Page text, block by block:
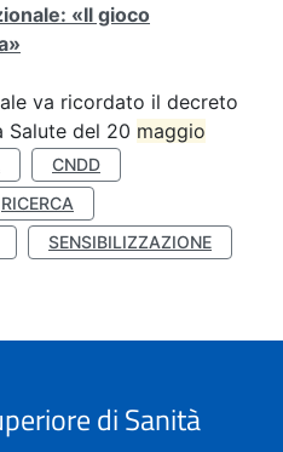
«Il gioco
va ricordato il decreto
Salute del 20 maggio
CNDD
RICERCA
SENSIBILIZZAZIONE
di Sanità